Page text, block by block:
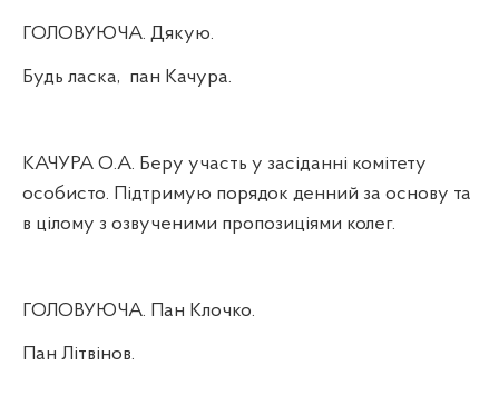
ГОЛОВУЮЧА. Дякую.
Будь ласка, пан Качура.
КАЧУРА О.А. Беру участь у засіданні комітету
особисто. Підтримую порядок денний за основу та
в цілому з озвученими пропозиціями колег.
ГОЛОВУЮЧА. Пан Клочко.
Пан Літвінов.